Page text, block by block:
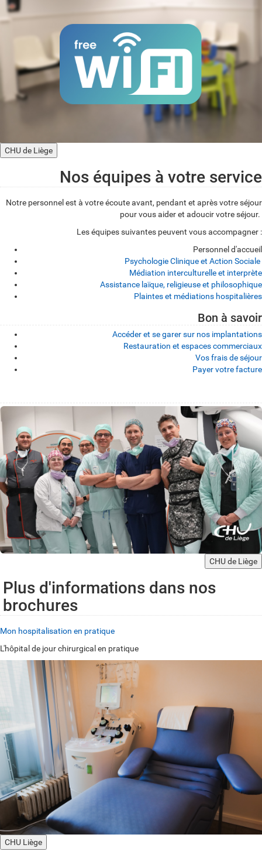
CHU de Liège
Nos équipes à votre service
Notre personnel est à votre écoute avant, pendant et après votre séjour
pour vous aider et adoucir votre séjour.
Les équipes suivantes peuvent vous accompagner :
Personnel d'accueil
Psychologie Clinique et Action Sociale
Médiation interculturelle et interprète
Assistance laïque, religieuse et philosophique
Plaintes et médiations hospitalières
Bon à savoir
Accéder et se garer sur nos implantations
Restauration et espaces commerciaux
Vos frais de séjour
Payer votre facture
CHU de Liège
Plus d'informations dans nos
brochures
Mon hospitalisation en pratique
L'hôpital de jour chirurgical en pratique
CHU Liège